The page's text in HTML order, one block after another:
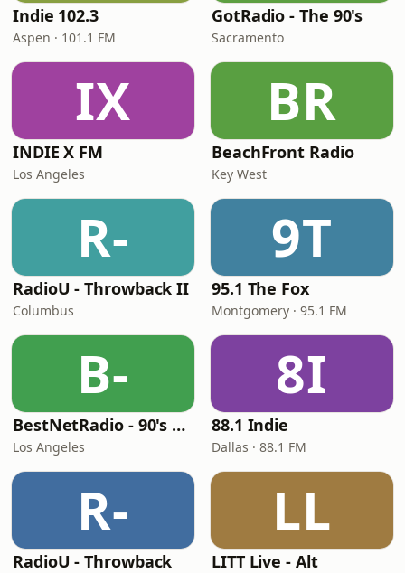
Indie 102.3
Aspen · 101.1 FM
GotRadio - The 90's
Sacramento
IX
INDIE X FM
Los Angeles
BR
BeachFront Radio
Key West
R-
RadioU - Throwback II
Columbus
9T
95.1 The Fox
Montgomery · 95.1 FM
B-
BestNetRadio - 90's Alternative
Los Angeles
8I
88.1 Indie
Dallas · 88.1 FM
R-
RadioU - Throwback
LL
LITT Live - Alt